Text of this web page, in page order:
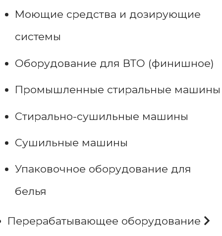
Моющие средства и дозирующие
системы
Оборудование для ВТО (финишное)
Промышленные стиральные машины
Стирально-сушильные машины
Сушильные машины
Упаковочное оборудование для
белья
Перерабатывающее оборудование